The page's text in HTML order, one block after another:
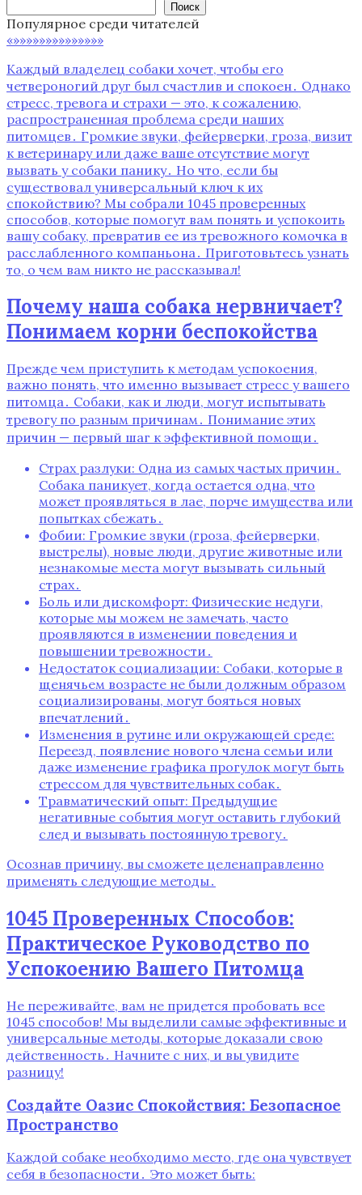
Поиск
Популярное среди читателей
«»»»»»»»»»»»»»»
Каждый владелец собаки хочет, чтобы его
четвероногий друг был счастлив и спокоен․ Однако
стресс, тревога и страхи — это, к сожалению,
распространенная проблема среди наших
питомцев․ Громкие звуки, фейерверки, гроза, визит
к ветеринару или даже ваше отсутствие могут
вызвать у собаки панику․ Но что, если бы
существовал универсальный ключ к их
спокойствию? Мы собрали 1045 проверенных
способов, которые помогут вам понять и успокоить
вашу собаку, превратив ее из тревожного комочка в
расслабленного компаньона․ Приготовьтесь узнать
то, о чем вам никто не рассказывал!
Почему наша собака нервничает?
Понимаем корни беспокойства
Прежде чем приступить к методам успокоения,
важно понять, что именно вызывает стресс у вашего
питомца․ Собаки, как и люди, могут испытывать
тревогу по разным причинам․ Понимание этих
причин — первый шаг к эффективной помощи․
Страх разлуки: Одна из самых частых причин․
Собака паникует, когда остается одна, что
может проявляться в лае, порче имущества или
попытках сбежать․
Фобии: Громкие звуки (гроза, фейерверки,
выстрелы), новые люди, другие животные или
незнакомые места могут вызывать сильный
страх․
Боль или дискомфорт: Физические недуги,
которые мы можем не замечать, часто
проявляются в изменении поведения и
повышении тревожности․
Недостаток социализации: Собаки, которые в
щенячьем возрасте не были должным образом
социализированы, могут бояться новых
впечатлений․
Изменения в рутине или окружающей среде:
Переезд, появление нового члена семьи или
даже изменение графика прогулок могут быть
стрессом для чувствительных собак․
Травматический опыт: Предыдущие
негативные события могут оставить глубокий
след и вызывать постоянную тревогу․
Осознав причину, вы сможете целенаправленно
применять следующие методы․
1045 Проверенных Способов:
Практическое Руководство по
Успокоению Вашего Питомца
Не переживайте, вам не придется пробовать все
1045 способов! Мы выделили самые эффективные и
универсальные методы, которые доказали свою
действенность․ Начните с них, и вы увидите
разницу!
Создайте Оазис Спокойствия: Безопасное
Пространство
Каждой собаке необходимо место, где она чувствует
себя в безопасности․ Это может быть: